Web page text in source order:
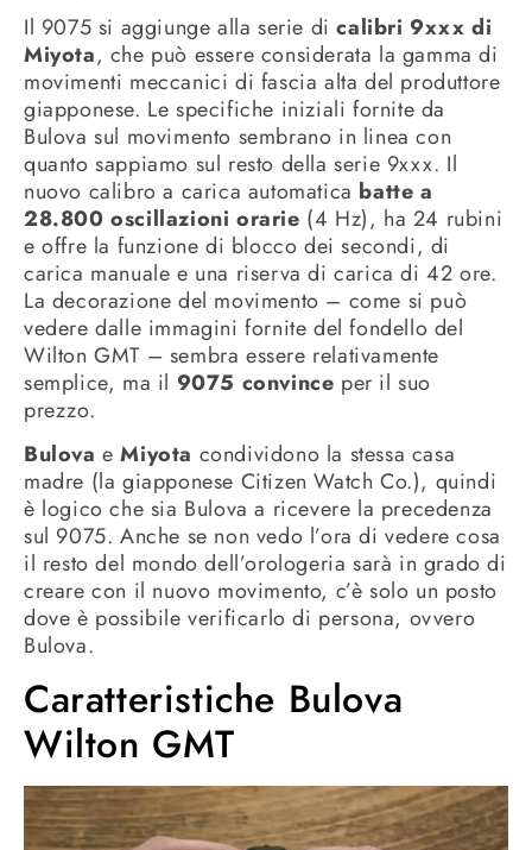
Il 9075 si aggiunge alla serie dicalibri 9xxx di
Miyota, che può essere considerata la gamma di
movimenti meccanici di fascia alta del produttore
giapponese. Le specifiche iniziali fornite da
Bulova sul movimento sembrano in linea con
quanto sappiamo sul resto della serie 9xxx. Il
nuovo calibro a carica automatica batte a
28.800 oscillazioni orarie (4 Hz), ha 24 rubini
e offre la funzione di blocco dei secondi, di
carica manuale e una riserva di carica di 42 ore.
La decorazione del movimento – come si può
vedere dalle immagini fornite del fondello del
Wilton GMT – sembra essere relativamente
semplice, ma il 9075 convince per il suo
prezzo.
Bulova eMiyota condividono la stessa casa
madre (la giapponese Citizen Watch Co.), quindi
è logico che sia Bulova a ricevere la precedenza
sul 9075. Anche se non vedo l’ora di vedere cosa
il resto del mondo dell’orologeria sarà in grado di
creare con il nuovo movimento, c’è solo un posto
dove è possibile verificarlo di persona, ovvero
Bulova.
Caratteristiche Bulova
Wilton GMT